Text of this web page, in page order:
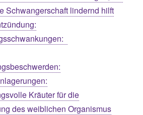
Schwangerschaft lindernd hilft
Kräuter für die
des weiblichen Organismus